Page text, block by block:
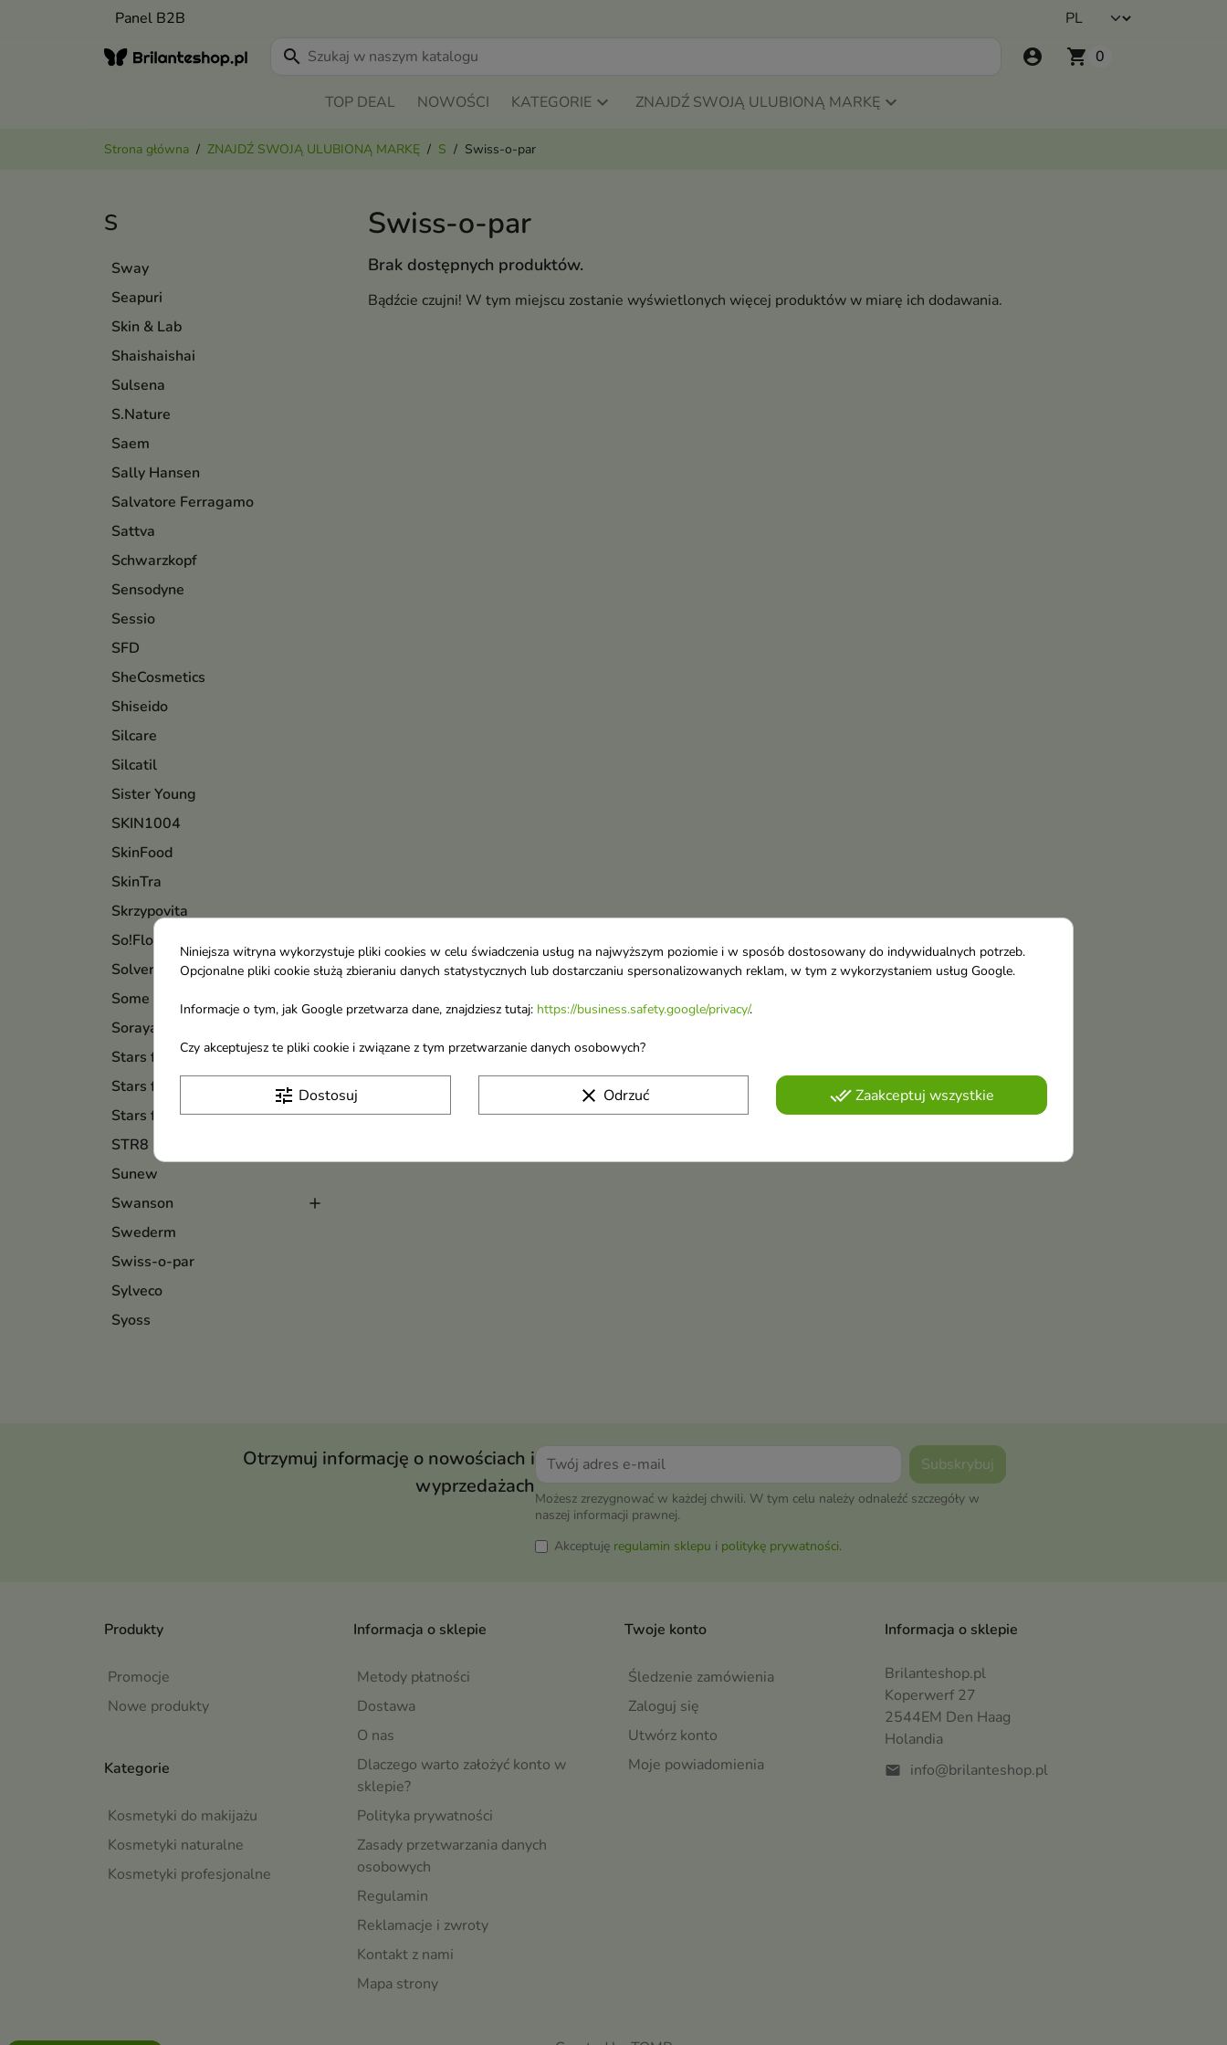
Panel B2B
search account_circle shopping_cart 0
TOP DEAL NOWOŚCI KATEGORIE ZNAJDŹ SWOJĄ ULUBIONĄ MARKĘ
Strona główna ZNAJDŹ SWOJĄ ULUBIONĄ MARKĘ S Swiss-o-par
S
Sway
Seapuri
Skin & Lab
Shaishaishai
Sulsena
S.Nature
Saem
Sally Hansen
Salvatore Ferragamo
Sattva
Schwarzkopf
Sensodyne
Sessio
SFD
SheCosmetics
Shiseido
Silcare
Silcatil
Sister Young
SKIN1004
SkinFood
SkinTra
Skrzypovita
So!Flow
Solverx
Some By Mi
Soraya
Stars from The Stars
Stars from The Stars Makijaż
Stars from The Stars Nails
STR8
Sunew
Swanson
Swederm
Swiss-o-par
Sylveco
Syoss
Swiss-o-par
Brak dostępnych produktów.
Bądźcie czujni! W tym miejscu zostanie wyświetlonych więcej produktów w miarę ich dodawania.
Otrzymuj informację o nowościach i
wyprzedażach
Możesz zrezygnować w każdej chwili. W tym celu należy odnaleźć szczegóły w
naszej informacji prawnej.
Akceptuję regulamin sklepu i politykę prywatności.
Produkty
Promocje
Nowe produkty
Informacja o sklepie
Metody płatności
Dostawa
O nas
Dlaczego warto założyć konto w
sklepie?
Polityka prywatności
Zasady przetwarzania danych
osobowych
Regulamin
Reklamacje i zwroty
Kontakt z nami
Mapa strony
Kategorie
Kosmetyki do makijażu
Kosmetyki naturalne
Kosmetyki profesjonalne
Twoje konto
Śledzenie zamówienia
Zaloguj się
Utwórz konto
Moje powiadomienia
Informacja o sklepie
Brilanteshop.pl
Koperwerf 27
2544EM Den Haag
Holandia
mail info@brilanteshop.pl
Niniejsza witryna wykorzystuje pliki cookies w celu świadczenia usług na najwyższym poziomie i w sposób dostosowany do indywidualnych potrzeb.
Opcjonalne pliki cookie służą zbieraniu danych statystycznych lub dostarczaniu spersonalizowanych reklam, w tym z wykorzystaniem usług Google.
Informacje o tym, jak Google przetwarza dane, znajdziesz tutaj: https://business.safety.google/privacy/.
Czy akceptujesz te pliki cookie i związane z tym przetwarzanie danych osobowych?
tune Dostosuj clear Odrzuć done_allZaakceptuj wszystkie